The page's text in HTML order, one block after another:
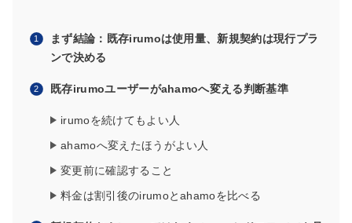
まず結論：既存irumoは使用量、新規契約は現行プラ
ンで決める
既存irumoユーザーがahamoへ変える判断基準
irumoを続けてもよい人
ahamoへ変えたほうがよい人
変更前に確認すること
料金は割引後のirumoとahamoを比べる